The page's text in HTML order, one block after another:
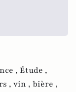
, Étude ,
, vin , bière ,